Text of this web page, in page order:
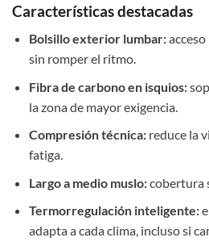
Características destacadas
Bolsillo exterior lumbar:acceso
sin romper el ritmo.
Fibra de carbono en isquios:
la zona de mayor exigencia.
Compresión técnica:reduce la
fatiga.
Largo a medio muslo:cobertura
Termorregulación inteligente:
adapta a cada clima, incluso si